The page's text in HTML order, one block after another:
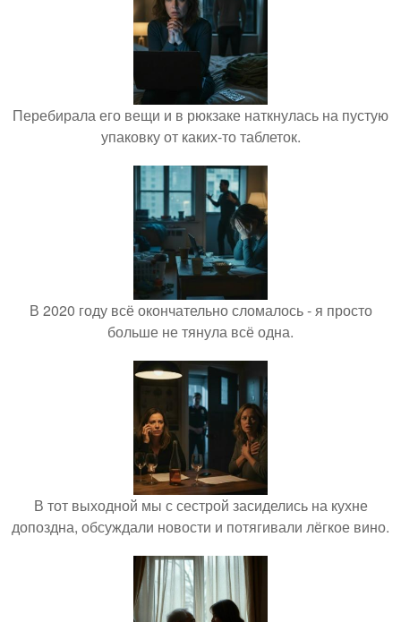
Перебирала его вещи и в рюкзаке наткнулась на пустую
упаковку от каких-то таблеток.
В 2020 году всё окончательно сломалось - я просто
больше не тянула всё одна.
В тот выходной мы с сестрой засиделись на кухне
допоздна, обсуждали новости и потягивали лёгкое вино.